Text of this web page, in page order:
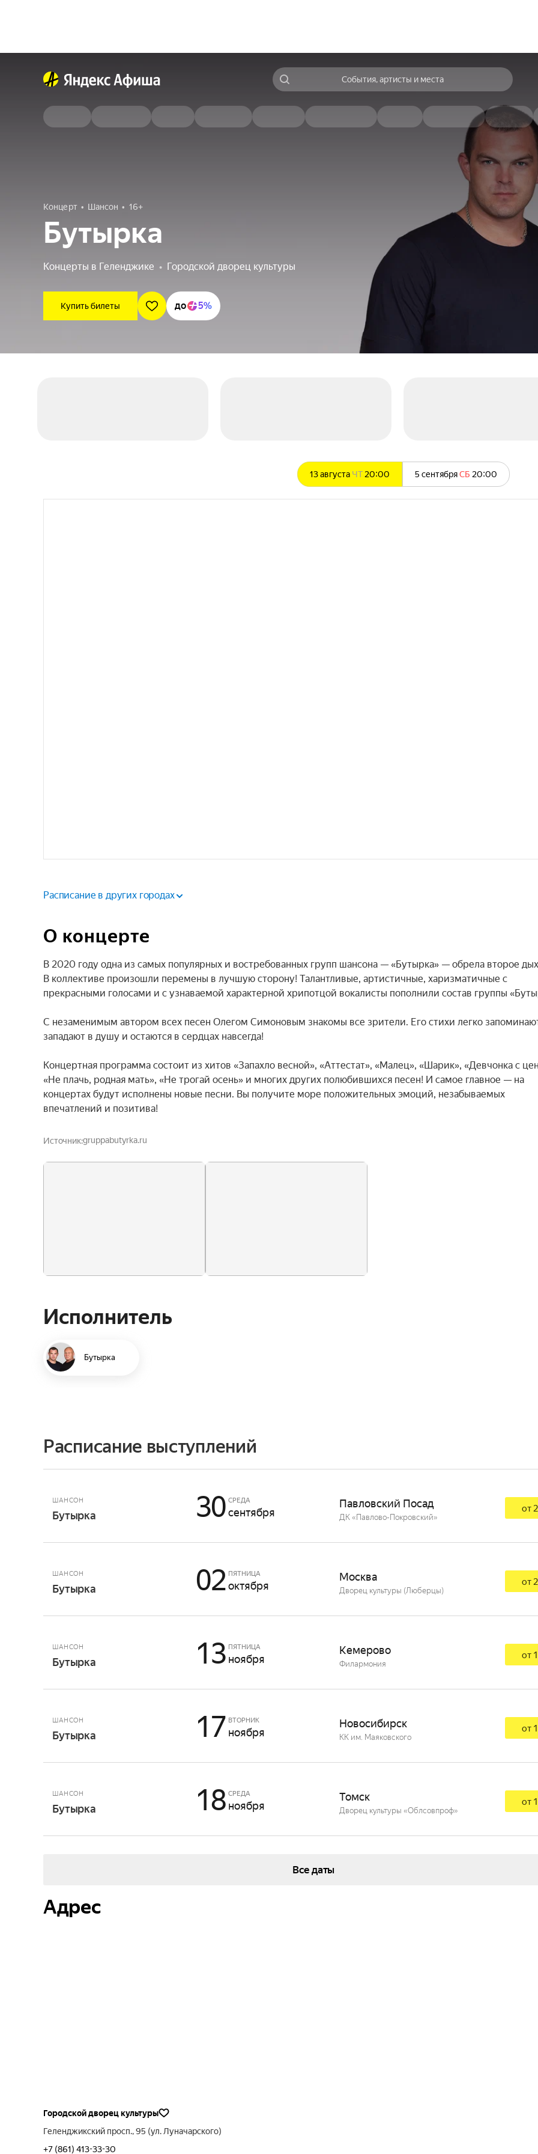
События, артисты и места
Концерт Шансон 16+
Бутырка
Концерты в Геленджике • Городской дворец культуры
Купить билеты до 5%
13 августа ЧТ 20:00 5 сентябряСБ 20:00
Расписание в других городах
О концерте
В 2020 году одна из самых популярных и востребованных групп шансона — «Бутырка» — обрела второе
В коллективе произошли перемены в лучшую сторону! Талантливые, артистичные, харизматичные с
прекрасными голосами и с узнаваемой характерной хрипотцой вокалисты пополнили состав группы
С незаменимым автором всех песен Олегом Симоновым знакомы все зрители. Его стихи легко
западают в душу и остаются в сердцах навсегда!
Концертная программа состоит из хитов «Запахло весной», «Аттестат», «Малец», «Шарик», «Девчонка с
«Не плачь, родная мать», «Не трогай осень» и многих других полюбившихся песен! И самое главное — на
концертах будут исполнены новые песни. Вы получите море положительных эмоций, незабываемых
впечатлений и позитива!
Источникgruppabutyrka.ru
Исполнитель
Бутырка
Расписание выступлений
ШАНСОН
Бутырка 30 СРЕДА
сентября
Павловский Посад
ДК «Павлово-Покровский»
от
ШАНСОН
Бутырка 02 ПЯТНИЦА
октября
Москва
Дворец культуры (Люберцы)
от
ШАНСОН
Бутырка 13 ПЯТНИЦА
ноября
Кемерово
Филармония
от
ШАНСОН
Бутырка 17 ВТОРНИК
ноября
Новосибирск
КК им. Маяковского
от
ШАНСОН
Бутырка 18 СРЕДА
ноября
Томск
Дворец культуры «Облсовпроф»
от
Все даты
Адрес
Городской дворец культуры
Геленджикский просп., 95 (ул. Луначарского)
+7 (861) 413-33-30